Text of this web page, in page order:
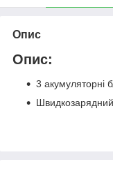
Опис
Опис:
3 акумуляторні